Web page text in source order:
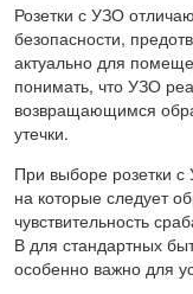
Розетки с УЗО
безопасности,
актуально для
понимать, что УЗО
возвращающимся
утечки.
При выборе розетки
на которые следует
чувствительность
В для стандартных
особенно важно для